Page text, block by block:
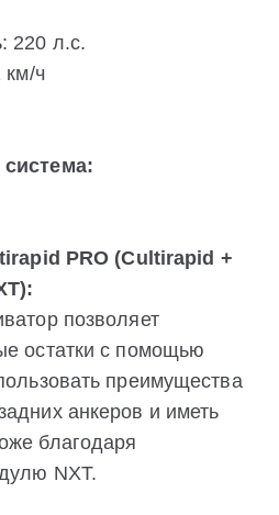
220 л.с.
км/ч
PRO (Cultirapid +
позволяет
остатки с помощью
преимущества
анкеров и иметь
благодаря
NXT.